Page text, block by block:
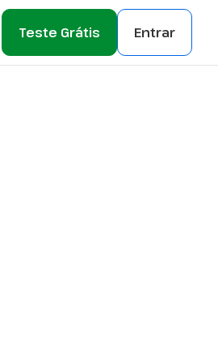
Teste Grátis Entrar